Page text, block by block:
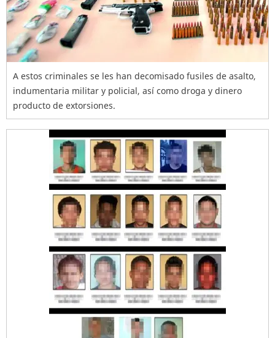
A estos criminales se les han decomisado fusiles de asalto,
indumentaria militar y policial, así como droga y dinero
producto de extorsiones.